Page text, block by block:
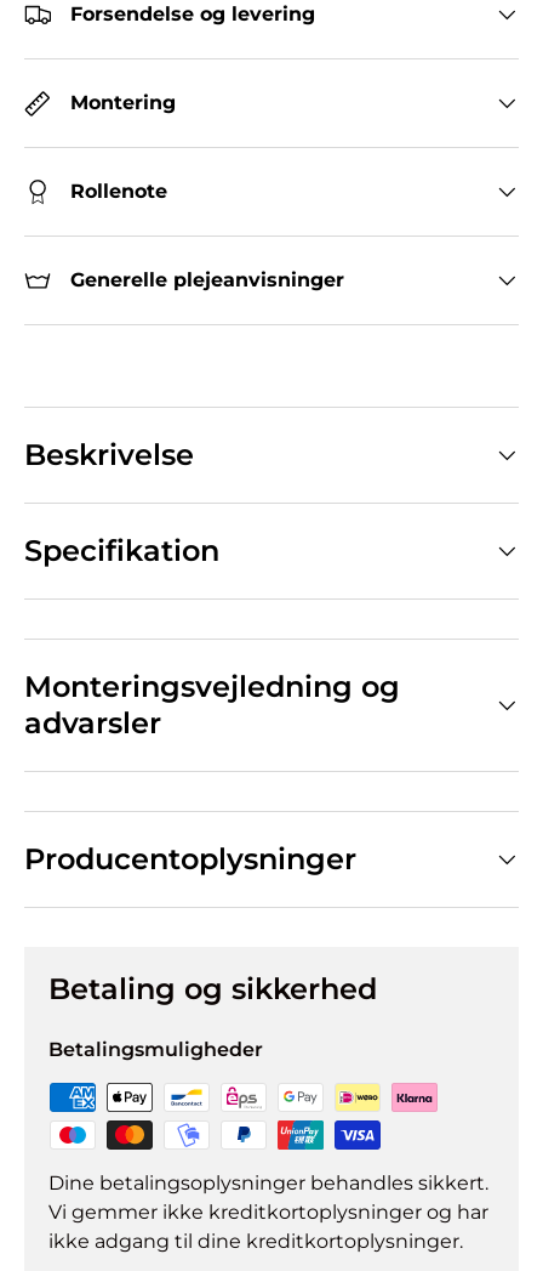
Forsendelse og levering
Montering
Rollenote
Generelle plejeanvisninger
Beskrivelse
Specifikation
Monteringsvejledning og
advarsler
Producentoplysninger
Betaling og sikkerhed
Betalingsmuligheder
Dine betalingsoplysninger behandles sikkert.
Vi gemmer ikke kreditkortoplysninger og har
ikke adgang til dine kreditkortoplysninger.